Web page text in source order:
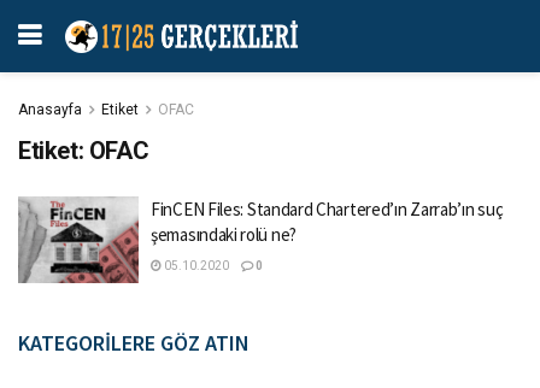
Anasayfa Etiket OFAC
Etiket: OFAC
FinCEN Files: Standard Chartered’ın Zarrab’ın suç
şemasındaki rolü ne?
05.10.2020 0
KATEGORİLERE GÖZ ATIN